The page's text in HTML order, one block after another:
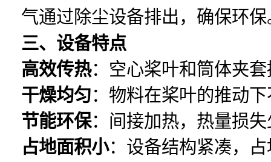
气通过除尘设备排出，确保环保
三、设备特点
高效传热：空心桨叶和筒体夹
干燥均匀：物料在桨叶的推动
节能环保：间接加热，热量损
占地面积小：设备结构紧凑，